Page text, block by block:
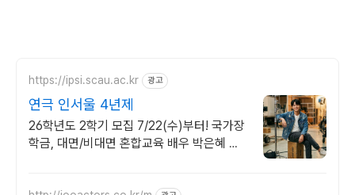
https://ipsi.scau.ac.kr 광고
연극 인서울 4년제
26학년도 2학기 모집 7/22(수)부터! 국가장
학금, 대면/비대면 혼합교육 배우 박은혜 원